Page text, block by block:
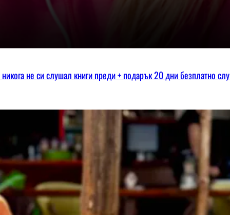
не си слушал книги преди + подарък 20 дни безплатно